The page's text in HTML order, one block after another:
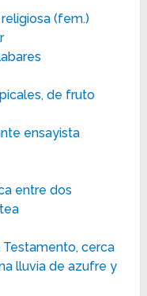
(fem.)
de fruto
ensayista
entre dos
cerca
lluvia de azufre y